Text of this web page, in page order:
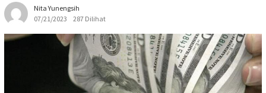
Nita Yunengsih
07/21/2023
287 Dilihat